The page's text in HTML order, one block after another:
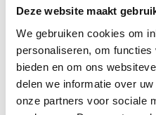
1
DAGEN
16
UREN
Nu tijdelijk
Deze website maakt
We gebruiken cookies om
personaliseren, om
bieden en om ons
delen we informatie over
onze partners voor sociale
uitstraling die nauwelijks van
De vloer is verkrijgbaar in vier
een elegante visgraat en een
groef versterkt het natuurlijke
rustige uitstraling.